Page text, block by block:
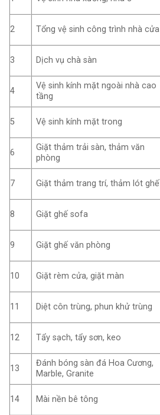
2 Tổng vệ sinh công trình nhà cửa
3 Dịch vụ chà sàn
4
Vệ sinh kính mặt ngoài nhà cao
tầng
5 Vệ sinh kính mặt trong
6
Giặt thảm trải sàn, thảm văn
phòng
7 Giặt thảm trang trí, thảm lót ghế
8 Giặt ghế sofa
9 Giặt ghế văn phòng
10 Giặt rèm cửa, giặt màn
11 Diệt côn trùng, phun khử trùng
12 Tẩy sạch, tẩy sơn, keo
13
Đánh bóng sàn đá Hoa Cương,
Marble, Granite
14 Mài nền bê tông